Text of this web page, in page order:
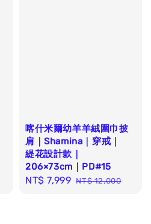
喀什米爾幼羊羊絨圍巾披
肩｜Shamina｜穿戒｜
緹花設計款｜
206×73cm｜PD#15
Sale
NT$ 7,999 Regular
NT$ 12,000